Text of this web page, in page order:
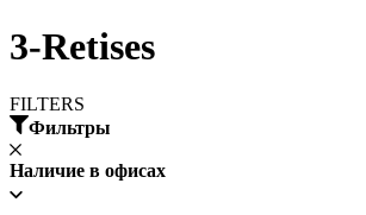
3-Retises
FILTERS
Фильтры
Наличие в офисах